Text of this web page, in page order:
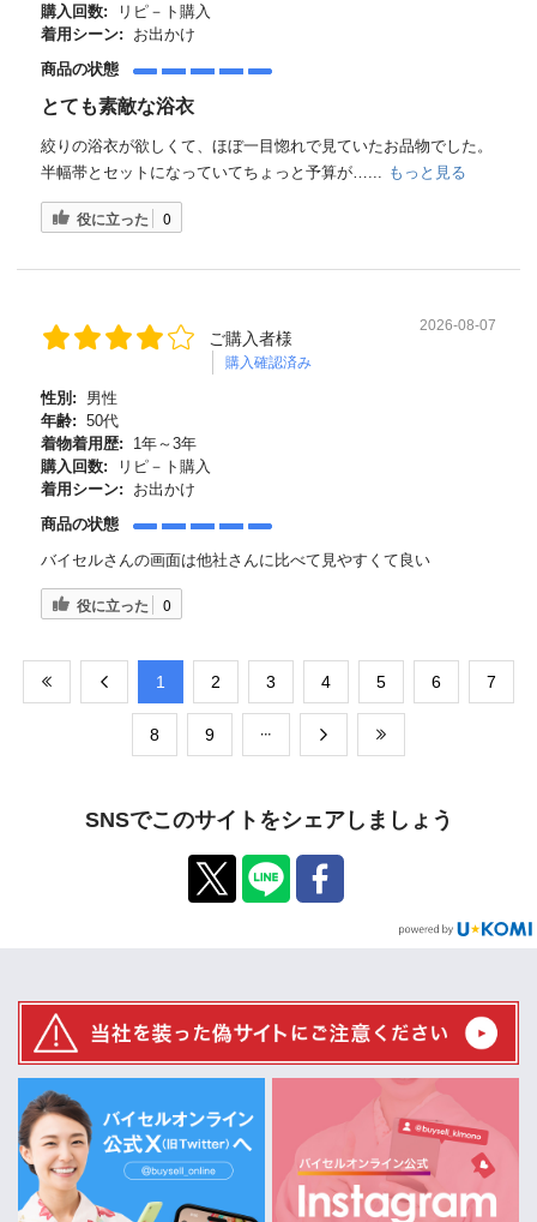
購入回数:
リピ－ト購入
着用シーン:
お出かけ
商品の状態
とても素敵な浴衣
絞りの浴衣が欲しくて、ほぼ一目惚れで見ていたお品物でした。
半幅帯とセットになっていてちょっと予算が…... もっと見る
役に立った 0
ご購入者様
購入確認済み
2026-08-07
性別:
男性
年齢: 50代
着物着用歴:
1年～3年
購入回数:
リピ－ト購入
着用シーン:
お出かけ
商品の状態
バイセルさんの画面は他社さんに比べて見やすくて良い
役に立った 0
​1 ​2 ​3 ​4 ​5 ​6 ​7
​8 ​9
SNSでこのサイトをシェアしましょう